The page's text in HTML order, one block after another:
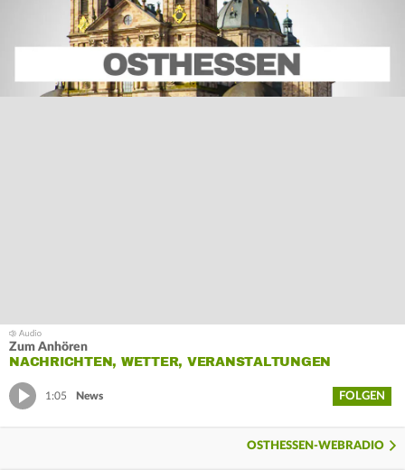
Zum Anhören
NACHRICHTEN, WETTER, VERANSTALTUNGEN
1:05 News FOLGEN
OSTHESSEN-WEBRADIO